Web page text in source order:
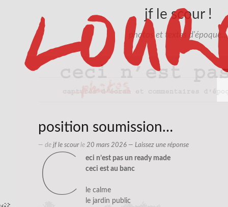
jf le scour !
photos et textes d'époque…
position soumission…
— de jf le scourle 20 mars 2026 — Laissez une réponse
c
eci n’est pas un ready made
ceci est au banc
le calme
le jardin public